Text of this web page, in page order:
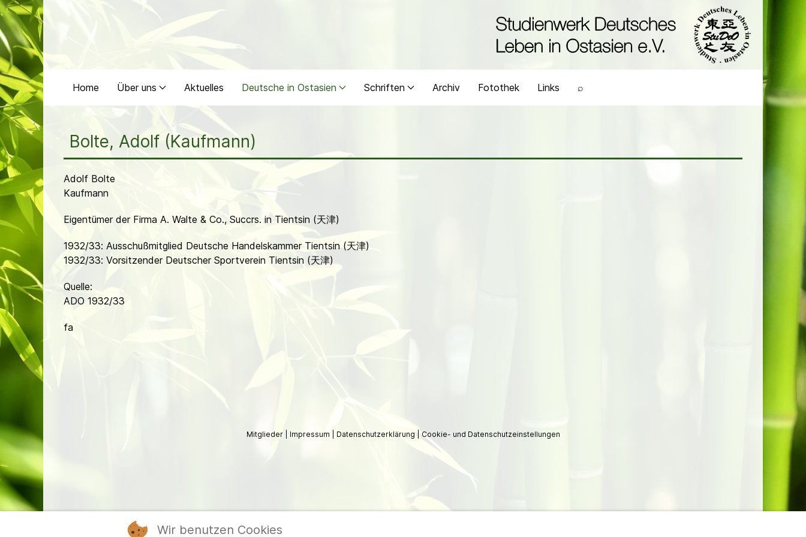
Home Über uns Aktuelles Deutsche in Ostasien Schriften Archiv Fotothek Links ⌕
Bolte, Adolf (Kaufmann)
Adolf Bolte
Kaufmann
Eigentümer der Firma A. Walte & Co., Succrs. in Tientsin (天津)
1932/33: Ausschußmitglied Deutsche Handelskammer Tientsin (天津)
1932/33: Vorsitzender Deutscher Sportverein Tientsin (天津)
Quelle:
ADO 1932/33
fa
Mitglieder Impressum Datenschutzerklärung Cookie- und Datenschutzeinstellungen
Wir benutzen Cookies